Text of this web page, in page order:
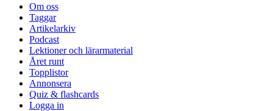
Om oss
Taggar
Artikelarkiv
Podcast
Lektioner och lärarmaterial
Året runt
Topplistor
Annonsera
Quiz & flashcards
Logga in